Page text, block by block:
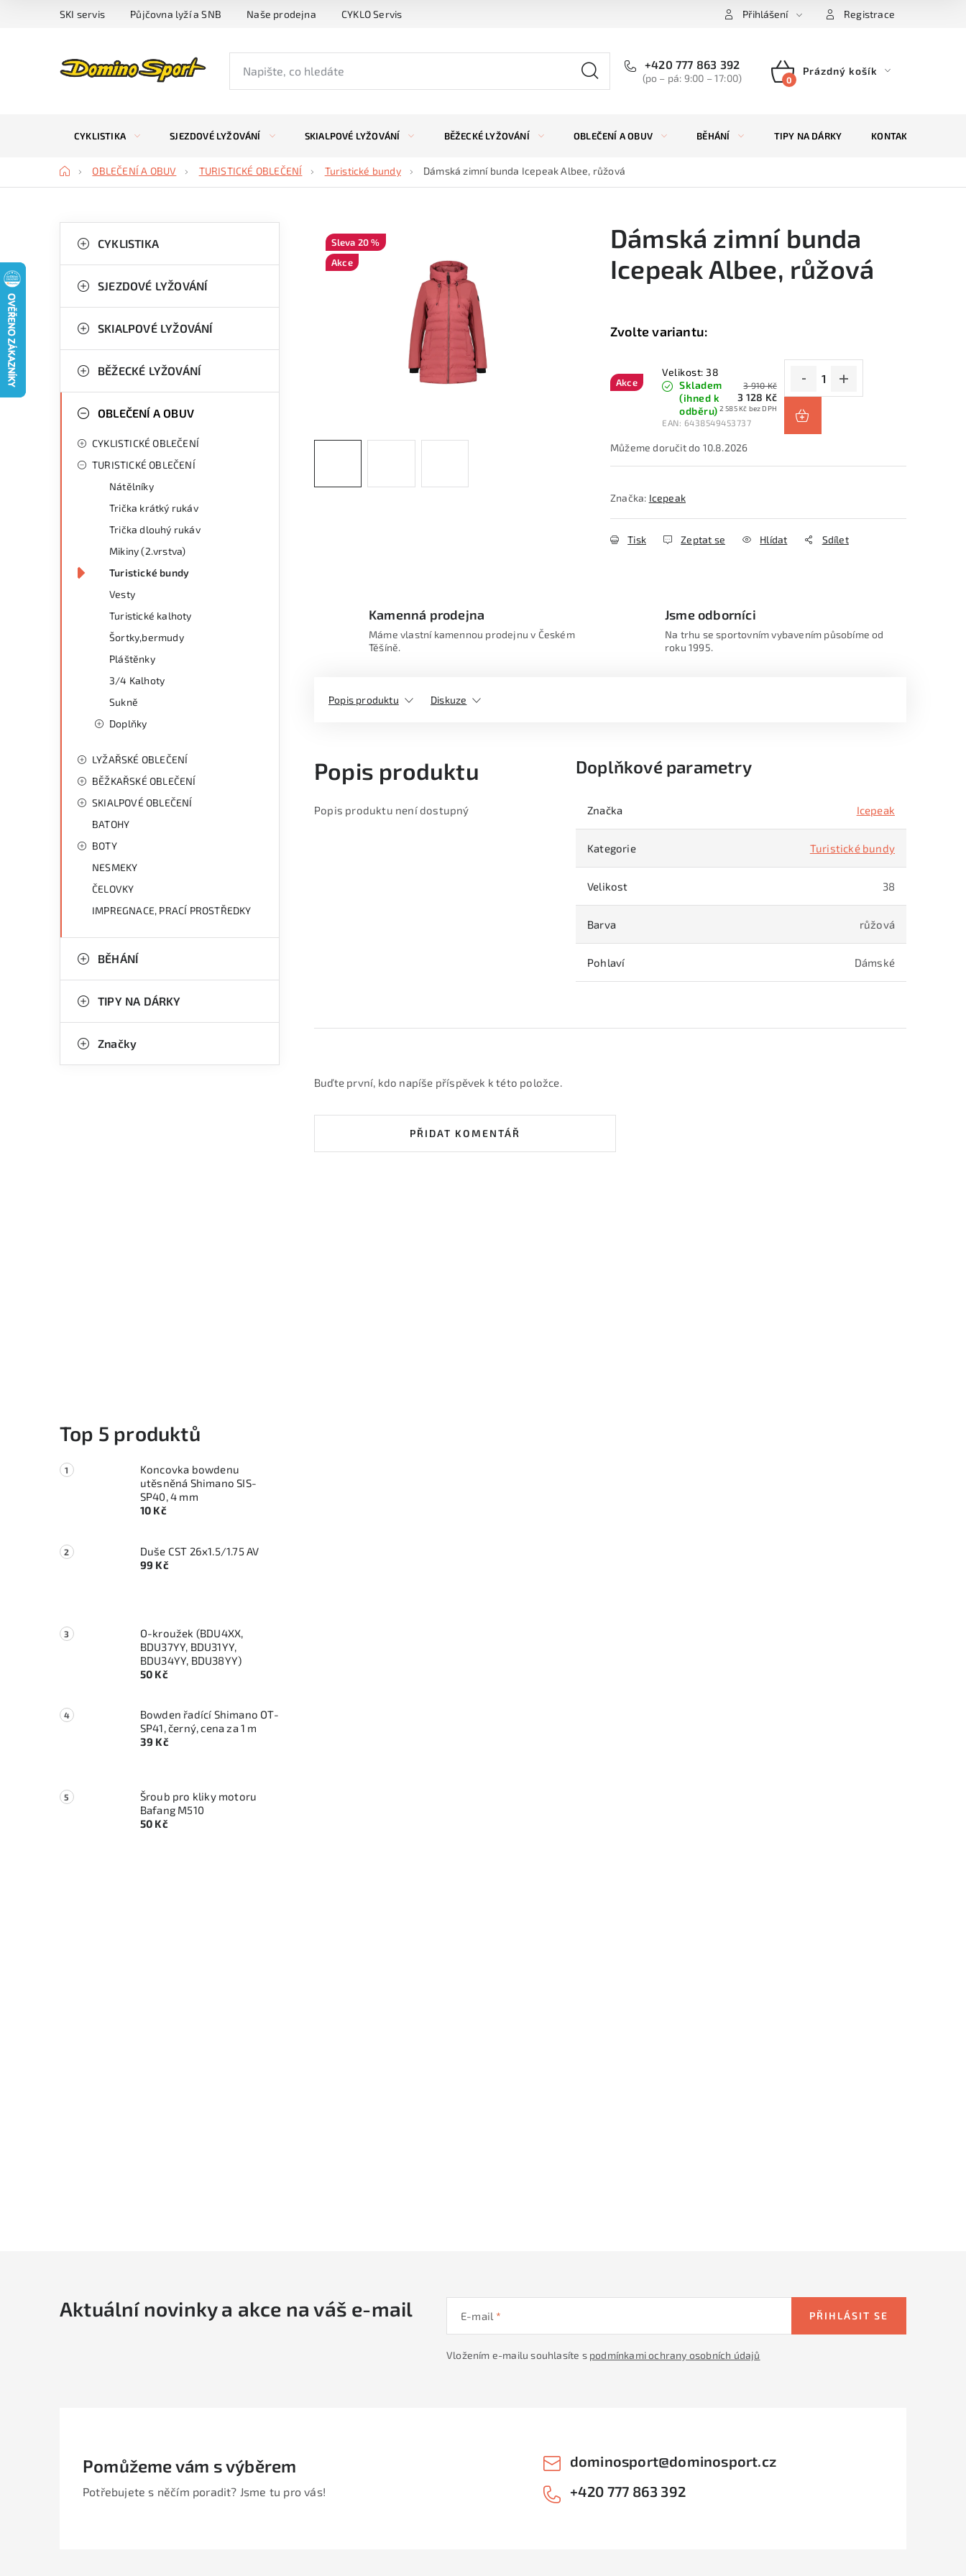
SKI servis Půjčovna lyží a SNB Naše prodejna CYKLO Servis Přihlášení Registrace
+420 777 863 392
(po – pá: 9:00 – 17:00)
NÁKUPNÍ
Prázdný košík
CYKLISTIKA SJEZDOVÉ LYŽOVÁNÍ SKIALPOVÉ LYŽOVÁNÍ BĚŽECKÉ LYŽOVÁNÍ OBLEČENÍ A OBUV BĚHÁNÍ TIPY NA DÁRKY KONTAKTY
DomůOBLEČENÍ A OBUV TURISTICKÉ OBLEČENÍ Turistické bundy Dámská zimní bunda Icepeak Albee, růžová
o
t
r
n
kategorie
e
o
i
CYKLISTIKA
SJEZDOVÉ LYŽOVÁNÍ
SKIALPOVÉ LYŽOVÁNÍ
BĚŽECKÉ LYŽOVÁNÍ
OBLEČENÍ A OBUV
CYKLISTICKÉ OBLEČENÍ
TURISTICKÉ OBLEČENÍ
Nátělníky
Trička krátký rukáv
Trička dlouhý rukáv
Mikiny (2.vrstva)
Turistické bundy
Vesty
Turistické kalhoty
Šortky,bermudy
Pláštěnky
3/4 Kalhoty
Sukně
Doplňky
LYŽAŘSKÉ OBLEČENÍ
BĚŽKAŘSKÉ OBLEČENÍ
SKIALPOVÉ OBLEČENÍ
BATOHY
BOTY
NESMEKY
ČELOVKY
IMPREGNACE, PRACÍ PROSTŘEDKY
BĚHÁNÍ
TIPY NA DÁRKY
Značky
Top 5 produktů
Koncovka bowdenu
utěsněná Shimano SIS-
SP40, 4 mm
10 Kč
Duše CST 26x1.5/1.75 AV
99 Kč
O-kroužek (BDU4XX,
BDU37YY, BDU31YY,
BDU34YY, BDU38YY)
50 Kč
Bowden řadící Shimano OT-
SP41, černý, cena za 1 m
39 Kč
Šroub pro kliky motoru
Bafang M510
50 Kč
Dámská zimní bunda
Icepeak Albee, růžová
Akce
Velikost: 38
Skladem
(ihned k
odběru)
EAN: 6438549453737
3 910 Kč
3 128 Kč
2 585 Kč bez DPH
10.8.2026
Značka: Icepeak
Tisk Zeptat se Hlídat Sdílet
20 %
Akce
Kamenná prodejna
Máme vlastní kamennou prodejnu v Českém
Těšíně.
Jsme odborníci
Na trhu se sportovním vybavením působíme od
roku 1995.
Popis produktu Diskuze
Popis produktu
Popis produktu není dostupný
Doplňkové parametry
Značka Icepeak
Kategorie Turistické bundy
Velikost 38
Barva růžová
Pohlaví Dámské
Buďte první, kdo napíše příspěvek k této položce.
PŘIDAT KOMENTÁŘ
Aktuální novinky a akce na váš e-mail E-mail
Vložením e-mailu souhlasíte s podmínkami ochrany osobních údajů
PŘIHLÁSIT SE
Pomůžeme vám s výběrem
Potřebujete s něčím poradit? Jsme tu pro vás!
dominosport@dominosport.cz
+420 777 863 392